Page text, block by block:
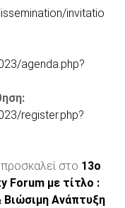
invitatio
agenda.php?
register.php?
στο 13o
Forum με τίτλο :
Βιώσιμη Ανάπτυξη